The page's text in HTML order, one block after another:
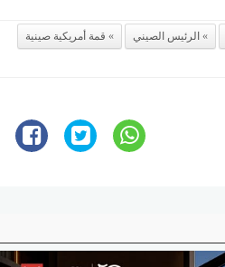
الرئيس الصيني
قمة أمريكية صينية